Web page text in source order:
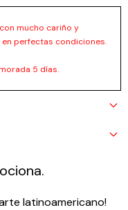
mucho cariño y
en perfectas condiciones.
5 días.
latinoamericano!